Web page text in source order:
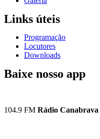
Links úteis
Programação
Locutores
Downloads
Baixe nosso app
104.9 FM Rádio Canabrava